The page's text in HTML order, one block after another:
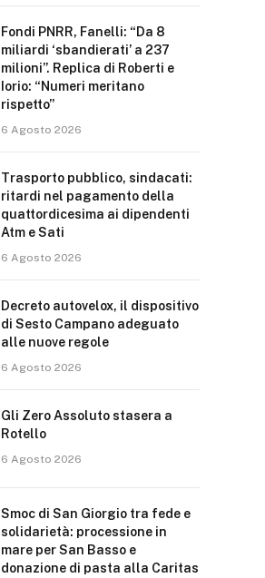
Fondi PNRR, Fanelli: “Da 8
miliardi ‘sbandierati’ a 237
milioni”. Replica di Roberti e
Iorio: “Numeri meritano
rispetto”
6 Agosto 2026
Trasporto pubblico, sindacati:
ritardi nel pagamento della
quattordicesima ai dipendenti
Atm e Sati
6 Agosto 2026
Decreto autovelox, il dispositivo
di Sesto Campano adeguato
alle nuove regole
6 Agosto 2026
Gli Zero Assoluto stasera a
Rotello
6 Agosto 2026
Smoc di San Giorgio tra fede e
solidarietà: processione in
mare per San Basso e
donazione di pasta alla Caritas